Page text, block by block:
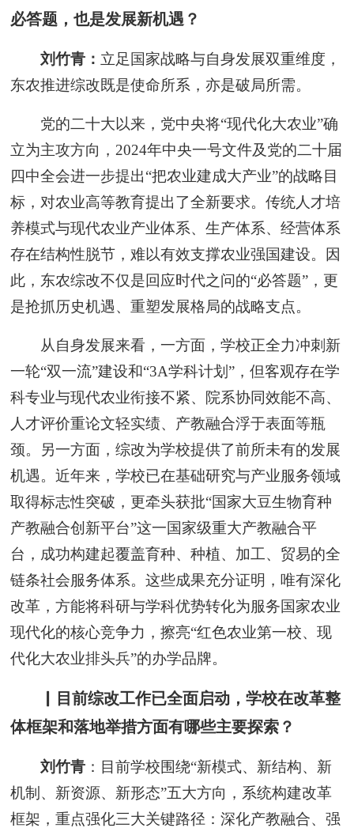
必答题，也是发展新机遇？
刘竹青： 立足国家战略与自身发展双重维度，
东农推进综改既是使命所系，亦是破局所需。
党的二十大以来，党中央将“现代化大农业”确
立为主攻方向，2024年中央一号文件及党的二十届
四中全会进一步提出“把农业建成大产业”的战略目
标，对农业高等教育提出了全新要求。传统人才培
养模式与现代农业产业体系、生产体系、经营体系
存在结构性脱节，难以有效支撑农业强国建设。因
此，东农综改不仅是回应时代之问的“必答题”，更
是抢抓历史机遇、重塑发展格局的战略支点。
从自身发展来看，一方面，学校正全力冲刺新
一轮“双一流”建设和“3A学科计划”，但客观存在学
科专业与现代农业衔接不紧、院系协同效能不高、
人才评价重论文轻实绩、产教融合浮于表面等瓶
颈。另一方面，综改为学校提供了前所未有的发展
机遇。近年来，学校已在基础研究与产业服务领域
取得标志性突破，更牵头获批“国家大豆生物育种
产教融合创新平台”这一国家级重大产教融合平
台，成功构建起覆盖育种、种植、加工、贸易的全
链条社会服务体系。这些成果充分证明，唯有深化
改革，方能将科研与学科优势转化为服务国家农业
现代化的核心竞争力，擦亮“红色农业第一校、现
代化大农业排头兵”的办学品牌。
▏目前综改工作已全面启动，学校在改革整
体框架和落地举措方面有哪些主要探索？
刘竹青：目前学校围绕“新模式、新结构、新
机制、新资源、新形态”五大方向，系统构建改革
框架，重点强化三大关键路径：深化产教融合、强